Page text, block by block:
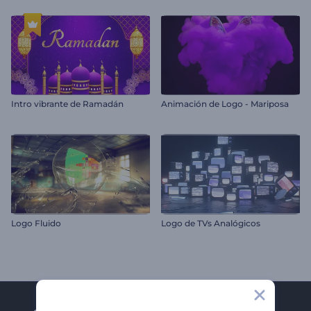
Intro vibrante de Ramadán Animación de Logo - Mariposa
Logo Fluido Logo de TVs Analógicos